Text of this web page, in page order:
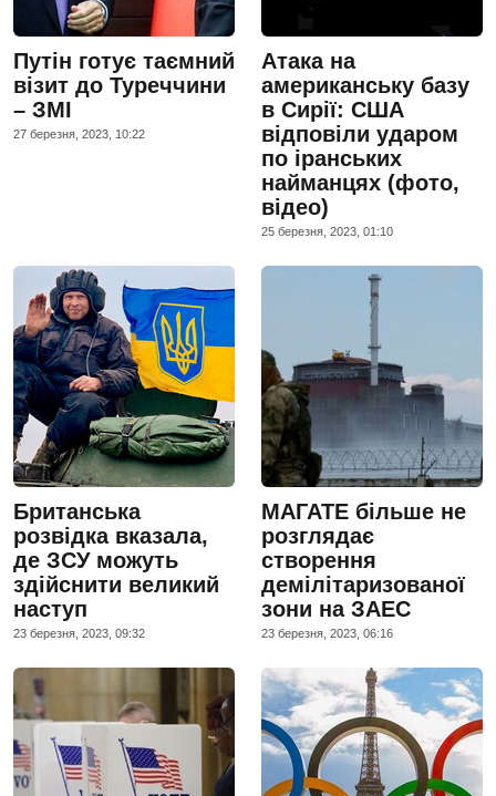
Путін готує таємний
візит до Туреччини
– ЗМІ
27 березня, 2023, 10:22
Атака на
американську базу
в Сирії: США
відповіли ударом
по іранських
найманцях (фото,
відео)
25 березня, 2023, 01:10
Британська
розвідка вказала,
де ЗСУ можуть
здійснити великий
наступ
23 березня, 2023, 09:32
МАГАТЕ більше не
розглядає
створення
демілітаризованої
зони на ЗАЕС
23 березня, 2023, 06:16